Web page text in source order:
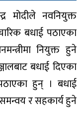
मोदीले नवनियुक्त
बधाई पठाएका
नियुक्त हुने
बधाई दिएका
हुन् । बधाई
र सहकार्य हुने